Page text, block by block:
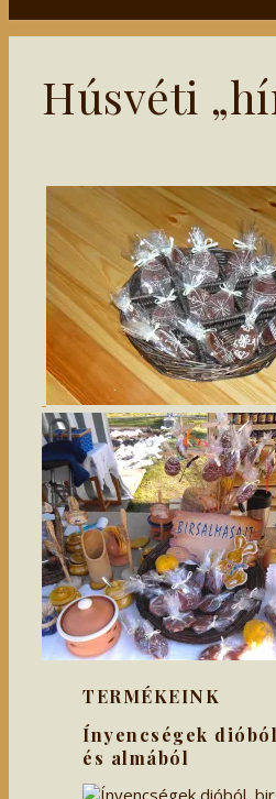
Húsvéti
TERMÉKEINK
Ínyencségek
és almából